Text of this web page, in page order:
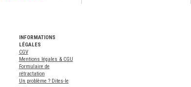
INFORMATIONS
LÉGALES
CGV
Mentions légales & CGU
Formulaire de
rétractation
Un problème ? Dites-le